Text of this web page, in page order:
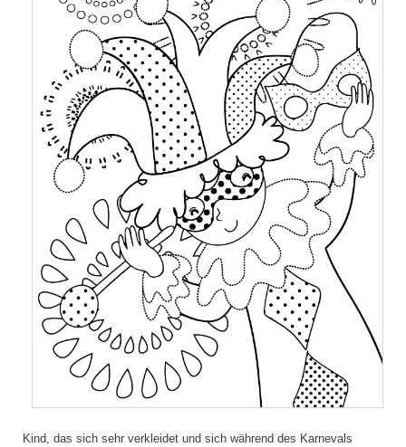
Kind, das sich sehr verkleidet und sich während des Karnevals